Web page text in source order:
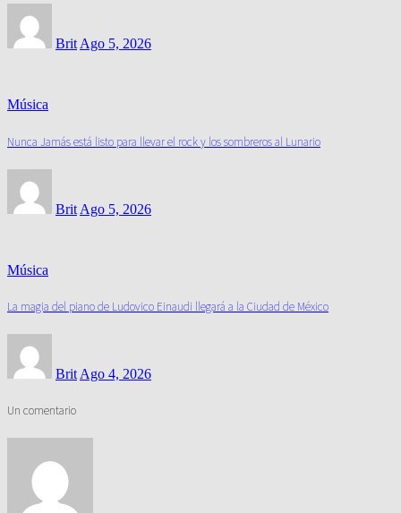
Brit Ago 5, 2026
Música
Nunca Jamás está listo para llevar el rock y los sombreros al Lunario
Brit Ago 5, 2026
Música
La magia del piano de Ludovico Einaudi llegará a la Ciudad de México
Brit Ago 4, 2026
Un comentario